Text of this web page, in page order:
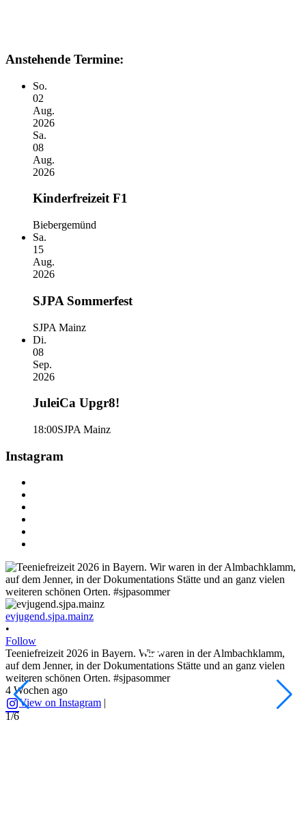
Anstehende Termine:
So.
02
Aug.
2026
Sa.
08
Aug.
2026
Kinderfreizeit F1
Biebergemünd
Sa.
15
Aug.
2026
SJPA Sommerfest
SJPA Mainz
Di.
08
Sep.
2026
JuleiCa Upgr8!
18:00SJPA Mainz
Instagram
evjugend.sjpa.mainz
•
Follow
Teeniefreizeit 2026 in Bayern. Wir waren in der Almbachklamm,
auf dem Jenner, in der Dokumentations Stätte und an ganz vielen
weiteren schönen Orten. #sjpasommer
4 Wochen ago
View on Instagram |
1/6